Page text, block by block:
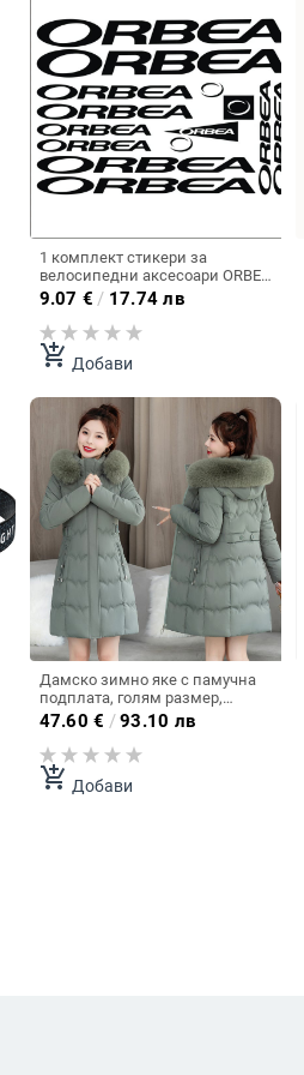
1 комплект стикери за
велосипедни аксесоари ORBEA
(шосеен велосипед), стикери
за рамка на велосипед,
„Направи си сам“ велосипед
9.07 € / 17.74 лв
add_shopping_cart Добави
Дамско зимно яке с памучна
подплата, голям размер,
свободно прилягащо, с двоен
цип и средна дължина, с
памучна подплата
47.60 € /93.10 лв
add_shopping_cart Добави